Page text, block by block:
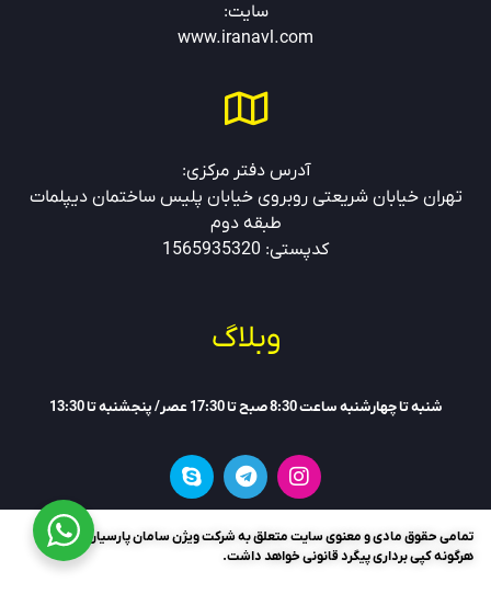
سایت:
www.iranavl.com
آدرس دفتر مرکزی:
تهران خیابان شریعتی روبروی خیابان پلیس ساختمان دیپلمات
طبقه دوم
کدپستی: 1565935320
وبلاگ
شنبه تا چهارشنبه ساعت 8:30 صبح تا 17:30 عصر/ پنجشنبه تا 13:30
تمامی حقوق مادی و معنوی سایت متعلق به شرکت ویژن سامان پارسیان بوده و
هرگونه کپی برداری پیگرد قانونی خواهد داشت.